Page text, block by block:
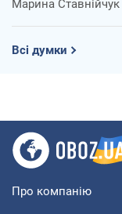
Марина Ставнійчук
Всі думки
Про компанію